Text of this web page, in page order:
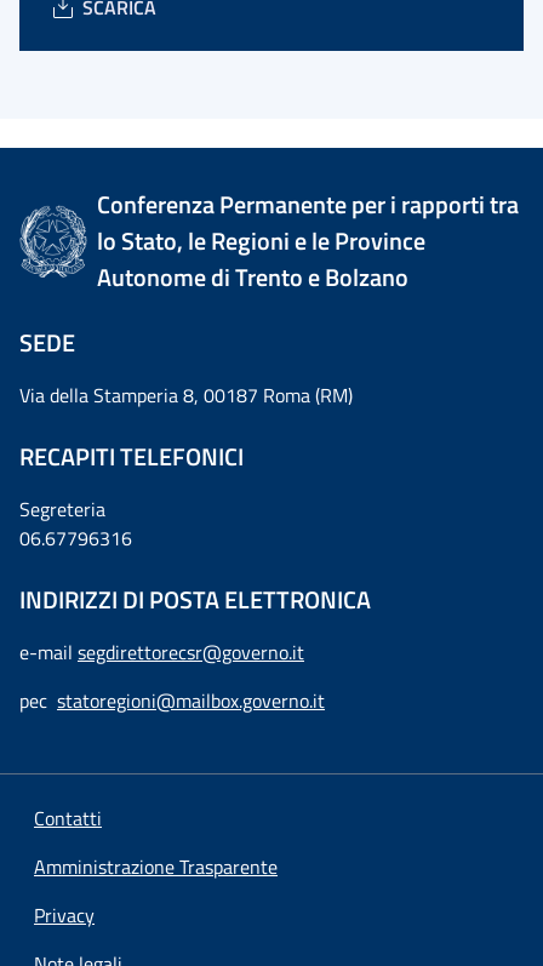
SCARICA
Conferenza Permanente per i rapporti tra
lo Stato, le Regioni e le Province
Autonome di Trento e Bolzano
SEDE
Via della Stamperia 8, 00187 Roma (RM)
RECAPITI TELEFONICI
Segreteria
06.67796316
INDIRIZZI DI POSTA ELETTRONICA
e-mail segdirettorecsr@governo.it
pec statoregioni@mailbox.governo.it
Contatti
Amministrazione Trasparente
Privacy